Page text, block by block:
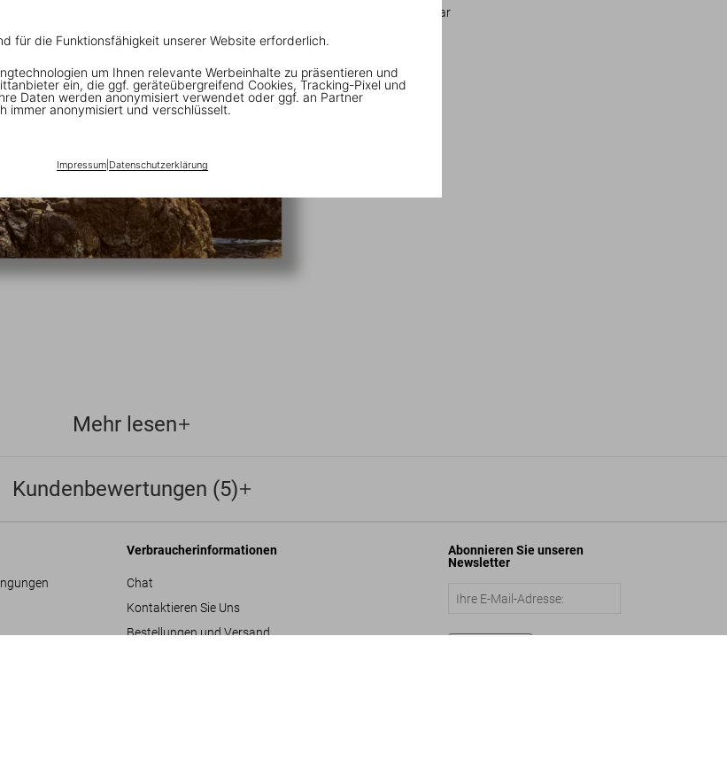
für die Funktionsfähigkeit unserer Website erforderlich.
um Ihnen relevante Werbeinhalte zu präsentieren und
ein, die ggf. geräteübergreifend Cookies, Tracking-Pixel und
Daten werden anonymisiert verwendet oder ggf. an Partner
immer anonymisiert und verschlüsselt.
Impressum| Datenschutzerklärung
Harper’s Bazaar
Mehr lesen
Kundenbewertungen (5)
Verbraucherinformationen
Chat
Kontaktieren Sie Uns
Bestellungen und Versand
Abonnieren Sie unseren
Newsletter